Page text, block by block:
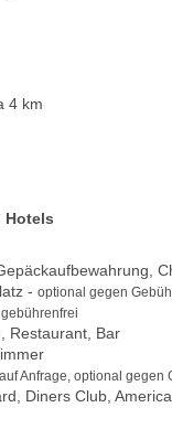
4 km
Hotels
- optional gegen
gebührenfrei
Restaurant, Bar
auf Anfrage, optional gegen
Diners Club,